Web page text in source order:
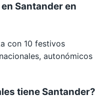
Santander en
con 10 festivos
autonómicos
tiene Santander?